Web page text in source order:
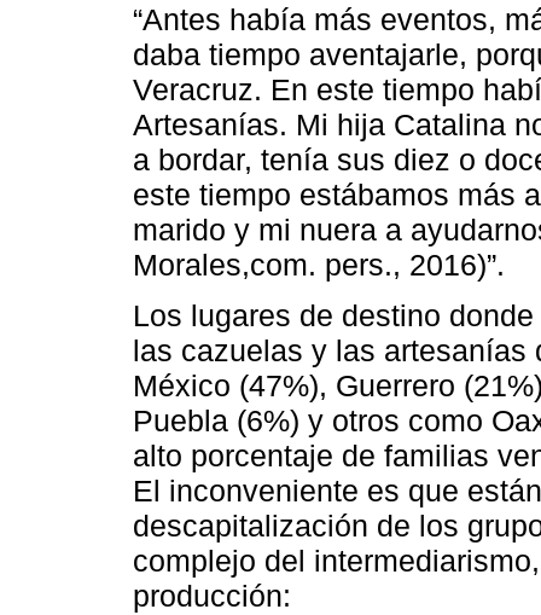
“Antes había más eventos,
daba tiempo aventajarle,
Veracruz. En este tiempo
Artesanías. Mi hija Catalina
a bordar, tenía sus diez o
este tiempo estábamos más
marido y mi nuera a
Morales,com. pers., 2016)”.
Los lugares de destino
las cazuelas y las artesanías
México (47%), Guerrero
Puebla (6%) y otros como
alto porcentaje de familias
El inconveniente es que
descapitalización de los
complejo del
producción: